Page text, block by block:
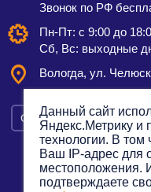
Звонок по РФ
Пн-Пт: с 9:00 до
Сб, Вс: выходные
Вологда, ул.
Смотреть на карте
Данный сайт
Яндекс.Метрику и
технологии. В
Ваш IP-адрес для
местоположения.
подтверждаете